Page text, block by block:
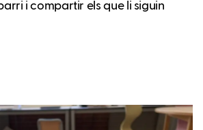
i compartir els que li siguin